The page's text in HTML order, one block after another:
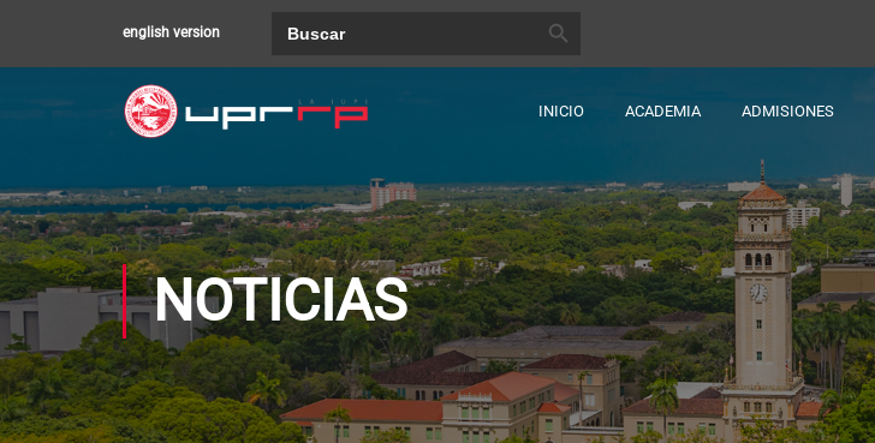
english version
INICIO ACADEMIA ADMISIONES
NOTICIAS